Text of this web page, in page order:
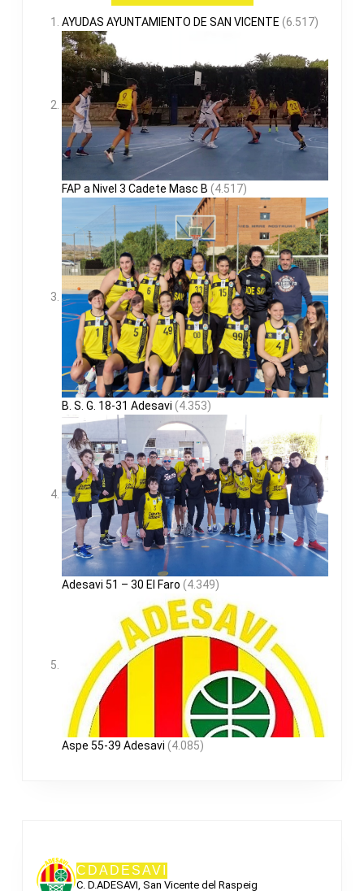
AYUDAS AYUNTAMIENTO DE SAN VICENTE (6.517)
FAP a Nivel 3 Cadete Masc B (4.517)
B. S. G. 18-31 Adesavi (4.353)
Adesavi 51 – 30 El Faro (4.349)
Aspe 55-39 Adesavi (4.085)
CDADESAVI
C. D.ADESAVI, San Vicente del Raspeig